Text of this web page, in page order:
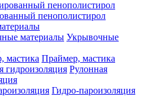
пенополистирол
Укрывочные
Праймер, мастика
Рулонная
Гидро-пароизоляция